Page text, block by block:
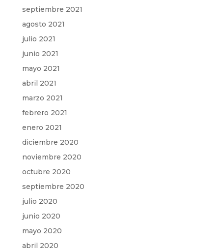
septiembre 2021
agosto 2021
julio 2021
junio 2021
mayo 2021
abril 2021
marzo 2021
febrero 2021
enero 2021
diciembre 2020
noviembre 2020
octubre 2020
septiembre 2020
julio 2020
junio 2020
mayo 2020
abril 2020